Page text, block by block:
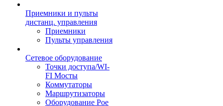
Приемники и пульты
дистанц. управления
Приемники
Пульты управления
Сетевое оборудование
Точки доступа/WI-
FI Мосты
Коммутаторы
Маршрутизаторы
Оборудование Poe